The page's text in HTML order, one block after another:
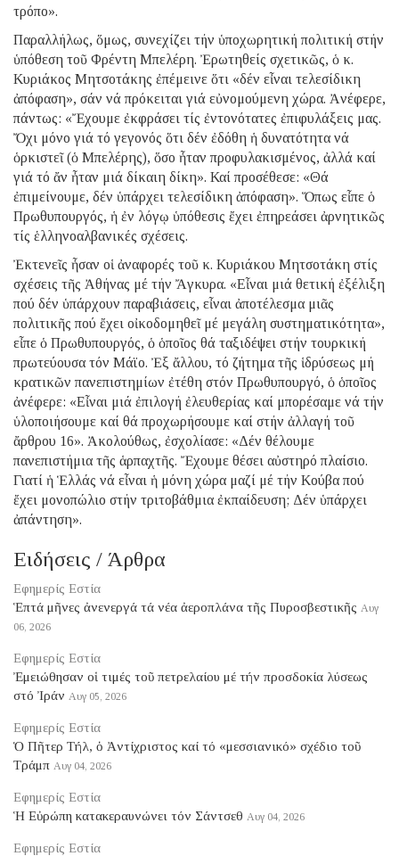
τρόπο».
Παραλλήλως, ὅμως, συνεχίζει τήν ὑποχωρητική πολιτική στήν
ὑπόθεση τοῦ Φρέντη Μπελέρη. Ἐρωτηθείς σχετικῶς, ὁ κ.
Κυριάκος Μητσοτάκης ἐπέμεινε ὅτι «δέν εἶναι τελεσίδικη
ἀπόφαση», σάν νά πρόκειται γιά εὐνομούμενη χώρα. Ἀνέφερε,
πάντως: «Ἔχουμε ἐκφράσει τίς ἐντονότατες ἐπιφυλάξεις μας.
Ὄχι μόνο γιά τό γεγονός ὅτι δέν ἐδόθη ἡ δυνατότητα νά
ὁρκιστεῖ (ὁ Μπελέρης), ὅσο ἦταν προφυλακισμένος, ἀλλά καί
γιά τό ἄν ἦταν μιά δίκαιη δίκη». Καί προσέθεσε: «Θά
ἐπιμείνουμε, δέν ὑπάρχει τελεσίδικη ἀπόφαση». Ὅπως εἶπε ὁ
Πρωθυπουργός, ἡ ἐν λόγῳ ὑπόθεσις ἔχει ἐπηρεάσει ἀρνητικῶς
τίς ἑλληνοαλβανικές σχέσεις.
Ἐκτενεῖς ἦσαν οἱ ἀναφορές τοῦ κ. Κυριάκου Μητσοτάκη στίς
σχέσεις τῆς Ἀθήνας μέ τήν Ἄγκυρα. «Εἶναι μιά θετική ἐξέλιξη
πού δέν ὑπάρχουν παραβιάσεις, εἶναι ἀποτέλεσμα μιᾶς
πολιτικῆς πού ἔχει οἰκοδομηθεῖ μέ μεγάλη συστηματικότητα»,
εἶπε ὁ Πρωθυπουργός, ὁ ὁποῖος θά ταξιδέψει στήν τουρκική
πρωτεύουσα τόν Μάϊο. Ἐξ ἄλλου, τό ζήτημα τῆς ἱδρύσεως μή
κρατικῶν πανεπιστημίων ἐτέθη στόν Πρωθυπουργό, ὁ ὁποῖος
ἀνέφερε: «Εἶναι μιά ἐπιλογή ἐλευθερίας καί μπορέσαμε νά τήν
ὑλοποιήσουμε καί θά προχωρήσουμε καί στήν ἀλλαγή τοῦ
ἄρθρου 16». Ἀκολούθως, ἐσχολίασε: «Δέν θέλουμε
πανεπιστήμια τῆς ἁρπαχτῆς. Ἔχουμε θέσει αὐστηρό πλαίσιο.
Γιατί ἡ Ἑλλάς νά εἶναι ἡ μόνη χώρα μαζί μέ τήν Κούβα πού
ἔχει μονοπώλιο στήν τριτοβάθμια ἐκπαίδευση; Δέν ὑπάρχει
ἀπάντηση».
Ειδήσεις / Άρθρα
Εφημερίς Εστία
Ἑπτά μῆνες ἀνενεργά τά νέα ἀεροπλάνα τῆς Πυροσβεστικῆς Αυγ
06, 2026
Εφημερίς Εστία
Ἐμειώθησαν οἱ τιμές τοῦ πετρελαίου μέ τήν προσδοκία λύσεως
στό Ἰράν Αυγ 05, 2026
Εφημερίς Εστία
Ὁ Πῆτερ Τήλ, ὁ Ἀντίχριστος καί τό «μεσσιανικό» σχέδιο τοῦ
Τράμπ Αυγ 04, 2026
Εφημερίς Εστία
Ἡ Εὐρώπη κατακεραυνώνει τόν Σάντσεθ Αυγ 04, 2026
Εφημερίς Εστία